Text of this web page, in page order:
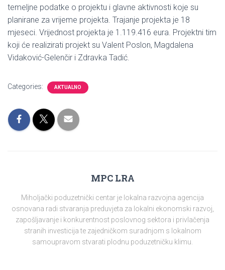
temeljne podatke o projektu i glavne aktivnosti koje su
planirane za vrijeme projekta. Trajanje projekta je 18
mjeseci. Vrijednost projekta je 1.119.416 eura. Projektni tim
koji će realizirati projekt su Valent Poslon, Magdalena
Vidaković-Gelenčir i Zdravka Tadić.
Categories: AKTUALNO
MPC LRA
Miholjački poduzetnički centar je lokalna razvojna agencija
osnovana radi stvaranja preduvjeta za lokalni ekonomski razvoj,
zapošljavanje i konkurentnost poslovnog sektora i privlačenja
stranih investicija te zajedničkom suradnjom s lokalnom
samoupravom stvarati plodnu poduzetničku klimu.